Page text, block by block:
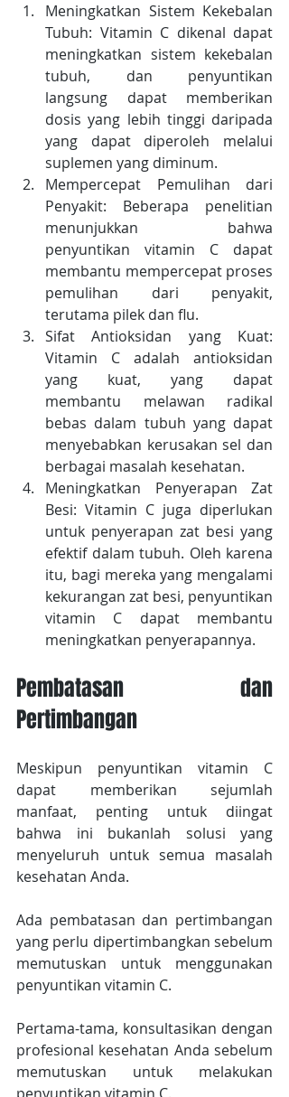
Meningkatkan Sistem Kekebalan
Tubuh: Vitamin C dikenal dapat
meningkatkan sistem kekebalan
tubuh, dan penyuntikan
langsung dapat memberikan
dosis yang lebih tinggi daripada
yang dapat diperoleh melalui
suplemen yang diminum.
Mempercepat Pemulihan dari
Penyakit: Beberapa penelitian
menunjukkan bahwa
penyuntikan vitamin C dapat
membantu mempercepat proses
pemulihan dari penyakit,
terutama pilek dan flu.
Sifat Antioksidan yang Kuat:
Vitamin C adalah antioksidan
yang kuat, yang dapat
membantu melawan radikal
bebas dalam tubuh yang dapat
menyebabkan kerusakan sel dan
berbagai masalah kesehatan.
Meningkatkan Penyerapan Zat
Besi: Vitamin C juga diperlukan
untuk penyerapan zat besi yang
efektif dalam tubuh. Oleh karena
itu, bagi mereka yang mengalami
kekurangan zat besi, penyuntikan
vitamin C dapat membantu
meningkatkan penyerapannya.
Pembatasan dan
Pertimbangan
Meskipun penyuntikan vitamin C
dapat memberikan sejumlah
manfaat, penting untuk diingat
bahwa ini bukanlah solusi yang
menyeluruh untuk semua masalah
kesehatan Anda.
Ada pembatasan dan pertimbangan
yang perlu dipertimbangkan sebelum
memutuskan untuk menggunakan
penyuntikan vitamin C.
Pertama-tama, konsultasikan dengan
profesional kesehatan Anda sebelum
memutuskan untuk melakukan